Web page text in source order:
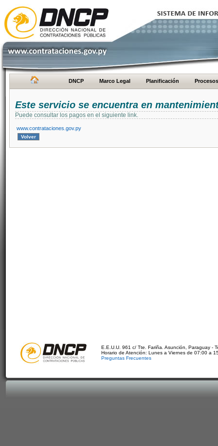
DNCP Marco Legal Planificación Procesos
Este servicio se encuentra en
Puede consultar los pagos en el siguiente link.
www.contrataciones.gov.py
E.E.U.U. 961 c/ Tte. Fariña. Asunción, Paraguay -
Horario de Atención: Lunes a Viernes de 07:00 a
Preguntas Frecuentes